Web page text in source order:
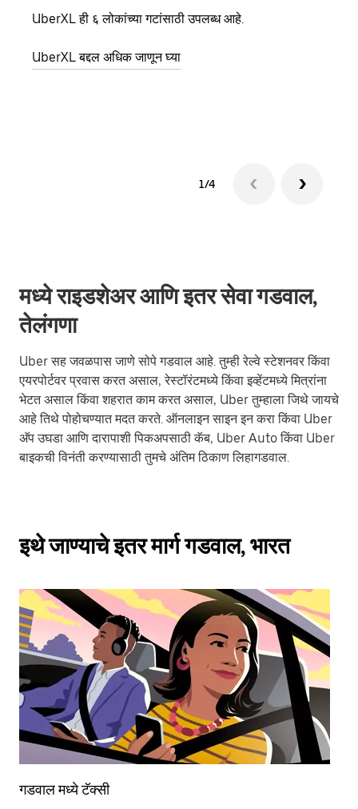
UberXL ही ६ लोकांच्या गटांसाठी उपलब्ध आहे.
UberXL बद्दल अधिक जाणून घ्या
1/4
मध्ये राइडशेअर आणि इतर सेवा गडवाल,
तेलंगणा
Uber सह जवळपास जाणे सोपे गडवाल आहे. तुम्ही रेल्वे स्टेशनवर किंवा
एयरपोर्टवर प्रवास करत असाल, रेस्टॉरंटमध्ये किंवा इव्हेंटमध्ये मित्रांना
भेटत असाल किंवा शहरात काम करत असाल, Uber तुम्हाला जिथे जायचे
आहे तिथे पोहोचण्यात मदत करते. ऑनलाइन साइन इन करा किंवा Uber
अ‍ॅप उघडा आणि दारापाशी पिकअपसाठी कॅब, Uber Auto किंवा Uber
बाइकची विनंती करण्यासाठी तुमचे अंतिम ठिकाण लिहागडवाल.
इथे जाण्याचे इतर मार्ग गडवाल, भारत
गडवाल मध्ये टॅक्सी